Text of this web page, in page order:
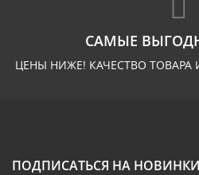
САМЫЕ
ЦЕНЫ НИЖЕ! КАЧЕСТВО
ПОДПИСАТЬСЯ НА